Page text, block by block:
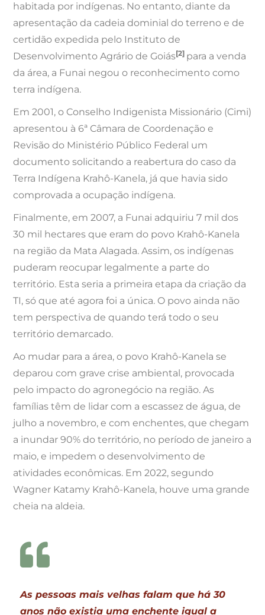
habitada por indígenas. No entanto, diante da
apresentação da cadeia dominial do terreno e de
certidão expedida pelo Instituto de
Desenvolvimento Agrário de Goiás[2] para a venda
da área, a Funai negou o reconhecimento como
terra indígena.
Em 2001, o Conselho Indigenista Missionário (Cimi)
apresentou à 6ª Câmara de Coordenação e
Revisão do Ministério Público Federal um
documento solicitando a reabertura do caso da
Terra Indígena Krahô-Kanela, já que havia sido
comprovada a ocupação indígena.
Finalmente, em 2007, a Funai adquiriu 7 mil dos
30 mil hectares que eram do povo Krahô-Kanela
na região da Mata Alagada. Assim, os indígenas
puderam reocupar legalmente a parte do
território. Esta seria a primeira etapa da criação da
TI, só que até agora foi a única. O povo ainda não
tem perspectiva de quando terá todo o seu
território demarcado.
Ao mudar para a área, o povo Krahô-Kanela se
deparou com grave crise ambiental, provocada
pelo impacto do agronegócio na região. As
famílias têm de lidar com a escassez de água, de
julho a novembro, e com enchentes, que chegam
a inundar 90% do território, no período de janeiro a
maio, e impedem o desenvolvimento de
atividades econômicas. Em 2022, segundo
Wagner Katamy Krahô-Kanela, houve uma grande
cheia na aldeia.
As pessoas mais velhas falam que há 30
anos não existia uma enchente igual a